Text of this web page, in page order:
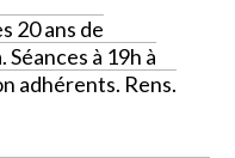
20 ans de
Séances à 19h à
adhérents. Rens.